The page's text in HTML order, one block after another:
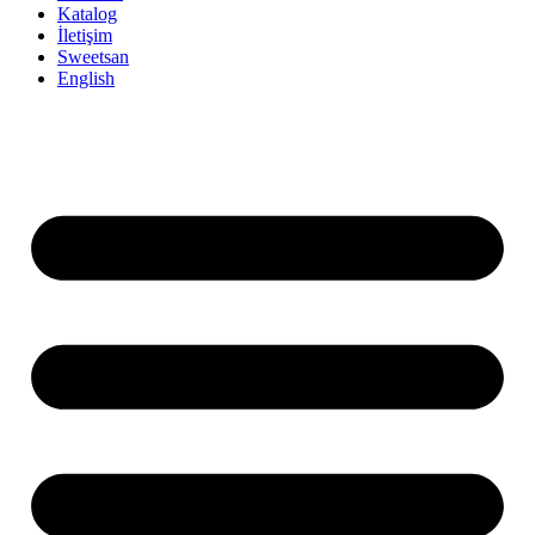
Katalog
İletişim
Sweetsan
English